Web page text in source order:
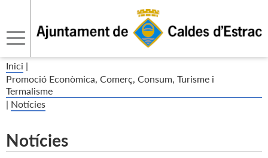
Inici |
Promoció Econòmica, Comerç, Consum, Turisme i
Termalisme
| Notícies
Notícies